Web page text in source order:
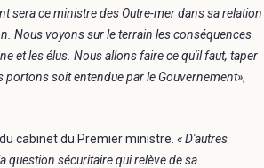
sera ce ministre des Outre-mer dans sa relation
Nous voyons sur le terrain les conséquences
et les élus. Nous allons faire ce qu'il faut, taper
soit entendue par le Gouvernement»,
cabinet du Premier ministre. « D'autres
question sécuritaire qui relève de sa